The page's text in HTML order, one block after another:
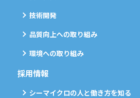
技術開発
品質向上への取り組み
環境への取り組み
採用情報
シーマイクロの人と働き方を知る